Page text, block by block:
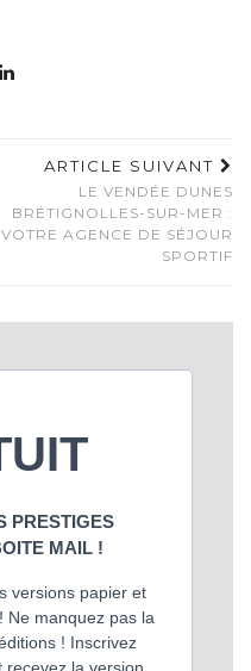
ARTICLE SUIVANT
LE VENDÉE DUNES
BRÉTIGNOLLES-SUR-MER :
VOTRE AGENCE DE SÉJOUR
SPORTIF